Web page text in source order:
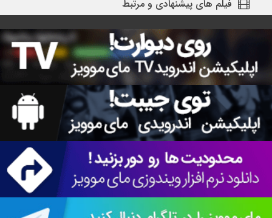
فیلم های پیشنهادی و مرتبط